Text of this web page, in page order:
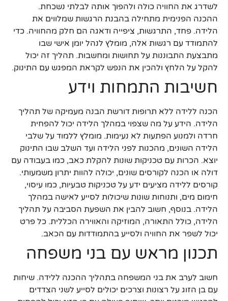
לשדרג את החוויה כולה ולהפוך אותה לבלתי נשכחת.
ההכנה הפנימית מתחילה בהבנת הרגשות שמלווים את
הלידה. פחד, התרגשות, ציפייה ודאגה הם חלק מהחוויה. כדי
להתמודד עם רגשות אלה, מומלץ לנהל יומן אישי שבו
מתבצעת התבוננות על תחושות ומחשבות. תהליך זה יכול
להקל על הלחץ ולהכין את הנפש לקראת המפגש עם התינוק.
חשיבות התמחות וידע
הכנה ללידה ללא תרופות דורשת הבנה מעמיקה של תהליך
הלידה. הידע על מה שצפוי במהלך הלידה יכול להפחית
חרדה ולמנוע הפתעות לא נעימות. מומלץ ללמוד על שלבי
הלידה השונים, מהכנות לפני הלידה ועד השלב שבו התינוק
יוצא. הכרות עם טכניקות שונות להקלת כאב, כמו בעבודה עם
דולה או הכנה לקורסים שונים, יכולה להוות יתרון משמעותי.
קורסים ללידה מציעים ידע על טכניקות טבעיות, כמו עיסוי,
חימום מים, ותנוחות שונות שיכולות לסייע לאישה במהלך
הלידה. בנוסף, חשוב להבין את השפעת הסביבה על תהליך
הלידה, כולל התאורה, המוזיקה והאווירה הכללית. כל פרט
יכול לשפר את החוויה ולסייע בהתמודדות עם הכאב.
תכנון מראש עם בני משפחה
חשוב לערב את בני המשפחה בתהליך ההכנה ללידה. שיחות
עם בן הזוג על רצונות וצרכים יכולים לסייע לשני הצדדים